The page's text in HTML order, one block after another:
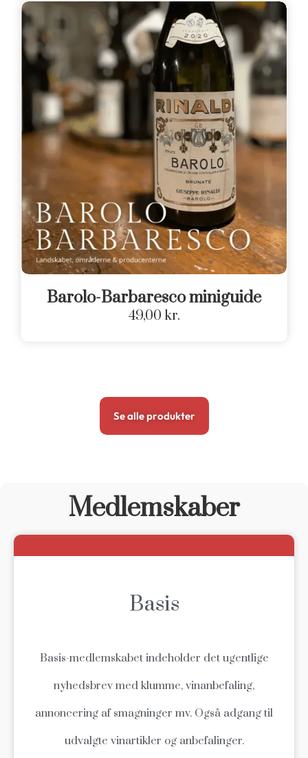
Barolo-Barbaresco miniguide
49,00 kr.
Se alle produkter
Medlemskaber
Basis
Basis-medlemskabet indeholder det ugentlige
nyhedsbrev med klumme, vinanbefaling,
annoncering af smagninger mv. Også adgang til
udvalgte vinartikler og anbefalinger.